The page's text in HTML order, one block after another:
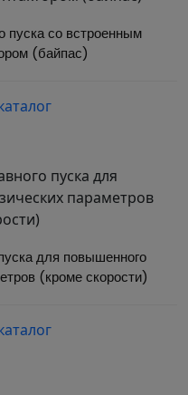
пуска со встроенным
(байпас)
для повышенного
(кроме скорости)